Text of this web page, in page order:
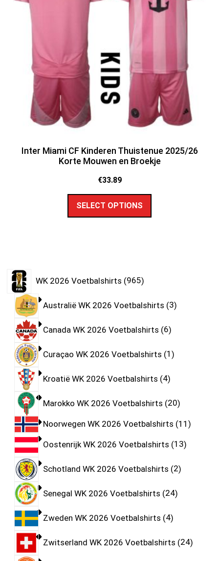
Inter Miami CF Kinderen Thuistenue 2025/26
Korte Mouwen en Broekje
€33.89
SELECT OPTIONS
WK 2026 Voetbalshirts 965
Australië WK 2026 Voetbalshirts 3
Canada WK 2026 Voetbalshirts 6
Curaçao WK 2026 Voetbalshirts 1
Kroatië WK 2026 Voetbalshirts 4
Marokko WK 2026 Voetbalshirts 20
Noorwegen WK 2026 Voetbalshirts 11
Oostenrijk WK 2026 Voetbalshirts 13
Schotland WK 2026 Voetbalshirts 2
Senegal WK 2026 Voetbalshirts 24
Zweden WK 2026 Voetbalshirts 4
Zwitserland WK 2026 Voetbalshirts 24